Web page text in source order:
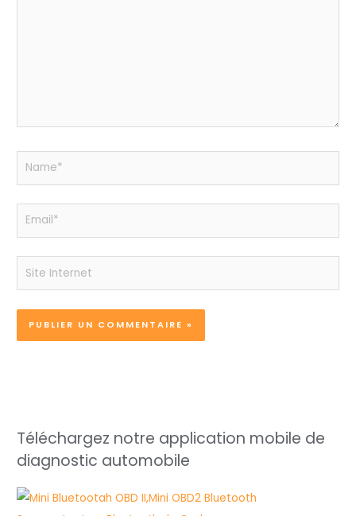
Name*
Email*
Site
Téléchargez notre application mobile de
diagnostic automobile